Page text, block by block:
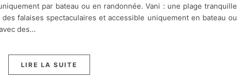
par bateau ou en randonnée. Vani : une plage tranquille
falaises spectaculaires et accessible uniquement en bateau ou
des…
LIRE LA SUITE